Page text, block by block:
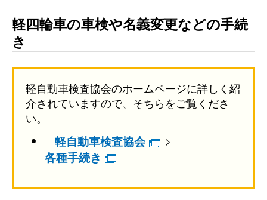
軽四輪車の車検や名義変更などの手続
き
軽自動車検査協会のホームページに詳しく紹
介されていますので、そちらをご覧くださ
い。
軽自動車検査協会 >
各種手続き